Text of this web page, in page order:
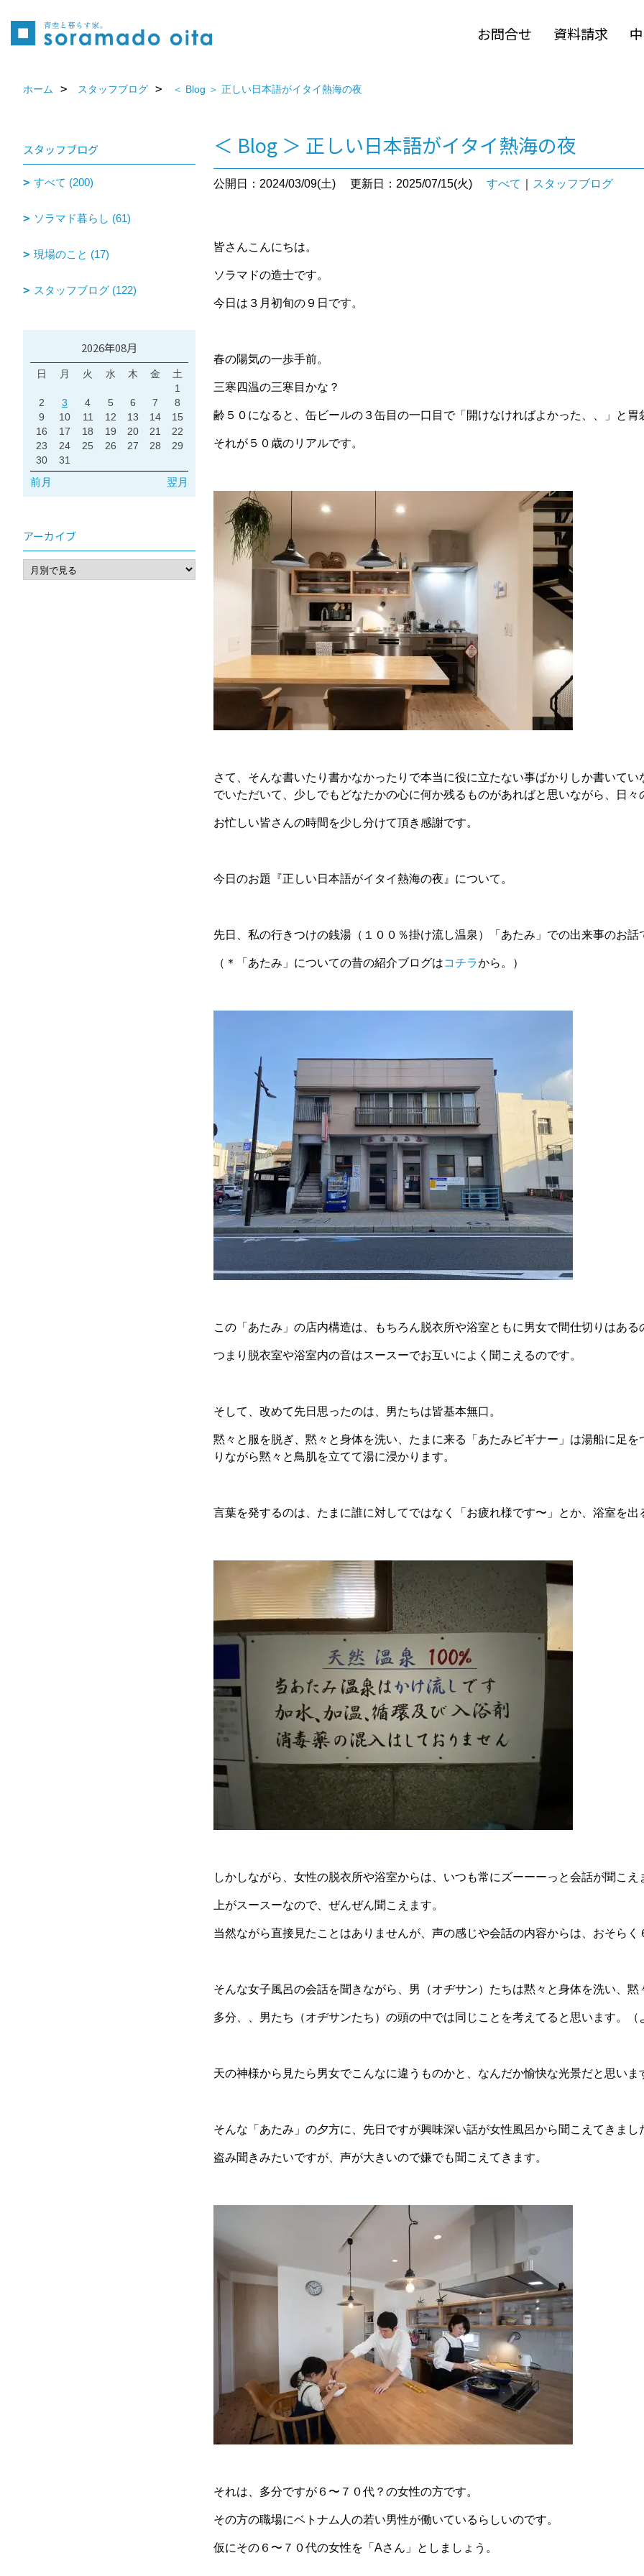
お問合せ 資料請求
ホーム スタッフブログ ＜ Blog ＞ 正しい日本語がイタイ熱海の夜
＜ Blog ＞ 正しい日本語がイタイ熱海の夜
公開日：2024/03/09(土) 更新日：2025/07/15(火) すべて スタッフブログ
皆さんこんにちは。
ソラマドの造士です。
今日は３月初旬の９日です。
春の陽気の一歩手前。
三寒四温の三寒目かな？
齢５０になると、缶ビールの３缶目の一口目で「開けなければよかった、、」と胃
それが５０歳のリアルです。
さて、そんな書いたり書かなかったりで本当に役に立たない事ばかりしか書いて
でいただいて、少しでもどなたかの心に何か残るものがあればと思いながら、日
お忙しい皆さんの時間を少し分けて頂き感謝です。
今日のお題『正しい日本語がイタイ熱海の夜』について。
先日、私の行きつけの銭湯（１００％掛け流し温泉）「あたみ」での出来事のお話
（＊「あたみ」についての昔の紹介ブログはコチラから。）
この「あたみ」の店内構造は、もちろん脱衣所や浴室ともに男女で間仕切りはあ
つまり脱衣室や浴室内の音はスースーでお互いによく聞こえるのです。
そして、改めて先日思ったのは、男たちは皆基本無口。
黙々と服を脱ぎ、黙々と身体を洗い、たまに来る「あたみビギナー」は湯船に足
りながら黙々と鳥肌を立てて湯に浸かります。
言葉を発するのは、たまに誰に対してではなく「お疲れ様です〜」とか、浴室を
しかしながら、女性の脱衣所や浴室からは、いつも常にズーーーっと会話が聞こえ
上がスースーなので、ぜんぜん聞こえます。
当然ながら直接見たことはありませんが、声の感じや会話の内容からは、おそら
そんな女子風呂の会話を聞きながら、男（オヂサン）たちは黙々と身体を洗い、
多分、、男たち（オヂサンたち）の頭の中では同じことを考えてると思います。
天の神様から見たら男女でこんなに違うものかと、なんだか愉快な光景だと思いま
そんな「あたみ」の夕方に、先日ですが興味深い話が女性風呂から聞こえてきまし
盗み聞きみたいですが、声が大きいので嫌でも聞こえてきます。
それは、多分ですが６〜７０代？の女性の方です。
その方の職場にベトナム人の若い男性が働いているらしいのです。
仮にその６〜７０代の女性を「Aさん」としましょう。
スタッフブログ
すべて (200)
ソラマド暮らし (61)
現場のこと (17)
スタッフブログ (122)
2026年08月
日 月 火 水 木 金
土
1
2
3 4 5 6 7
8
9
10 11 12 13 14
15
16
17 18 19 20 21
22
23
24 25 26 27 28
29
30
31
前月 翌月
アーカイブ